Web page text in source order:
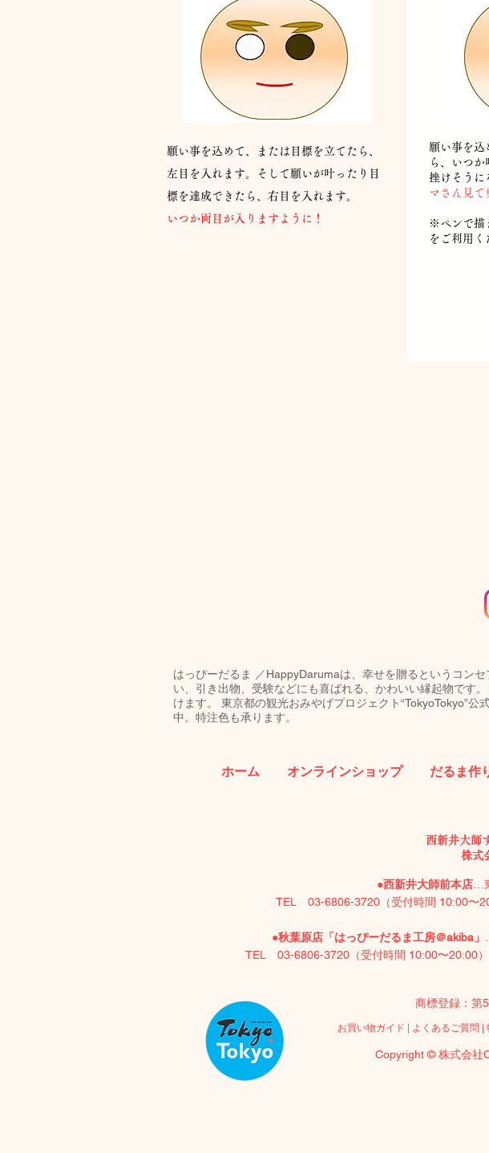
願い事を込めて、または目標を立てたら、
左目を入れます。そして願いが叶ったり目
標を達成できたら、右目を入れます。
​いつか両目が入りますように！
願い事を込
ら、いつか
挫けそうに
マさん見て
​※ペンで描
をご利用く
はっぴーだるま ／HappyDarumaは、幸せを贈るというコン
い、引き出物、受験などにも喜ばれる、かわいい縁起物です
けます。 東京都の観光おみやげプロジェクト“TokyoTokyo”
中。特注色も承ります。
ホーム オンラインショップ だるま作
西新井大
株式
●西新井大師前本店 …
TEL 03-6806-3720（受付時間 10:00
●秋葉原店「はっぴーだるま工房＠akiba」
TEL 03-6806-3720（受付時間 10:00〜
商標登録：第
お買い物ガイド よくあるご質問
Copyright © 株式会社